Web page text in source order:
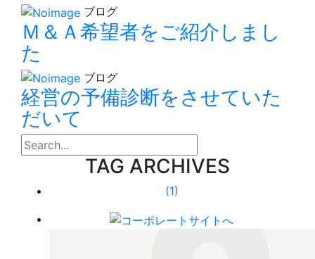
ブログ
Ｍ＆Ａ希望者をご紹介しまし
た
ブログ
経営の予備診断をさせていた
だいて
search
TAG ARCHIVES
(1)